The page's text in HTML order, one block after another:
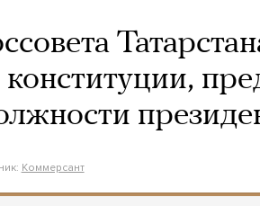
конституции,
Коммерсант